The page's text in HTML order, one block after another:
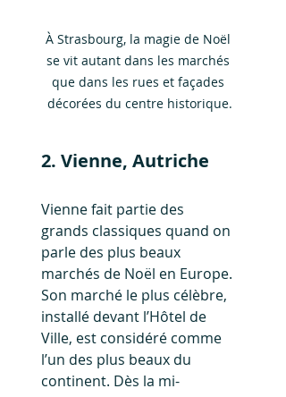
À Strasbourg, la magie de Noël
se vit autant dans les marchés
que dans les rues et façades
décorées du centre historique.
2. Vienne, Autriche
Vienne fait partie des
grands classiques quand on
parle des plus beaux
marchés de Noël en Europe.
Son marché le plus célèbre,
installé devant l’Hôtel de
Ville, est considéré comme
l’un des plus beaux du
continent. Dès la mi-